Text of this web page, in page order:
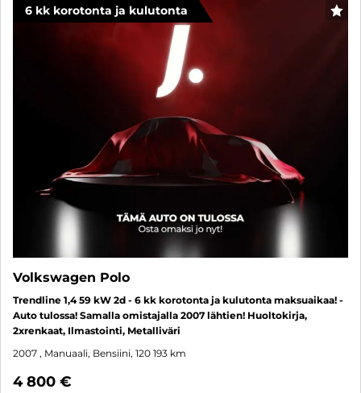
6 kk korotonta ja kulutonta
Volkswagen Polo
Trendline 1,4 59 kW 2d - 6 kk korotonta ja kulutonta maksuaikaa! -
Auto tulossa! Samalla omistajalla 2007 lähtien! Huoltokirja,
2xrenkaat, Ilmastointi, Metalliväri
2007 , Manuaali, Bensiini, 120 193 km
4 800 €